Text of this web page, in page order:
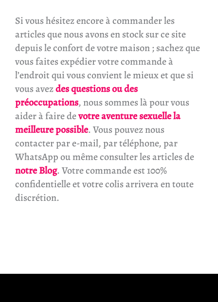
Si vous hésitez encore à commander les
articles que nous avons en stock sur ce site
depuis le confort de votre maison ; sachez que
vous faites expédier votre commande à
l’endroit qui vous convient le mieux et que si
vous avezdes questions ou des
préoccupations, nous sommes là pour vous
aider à faire devotre aventure sexuelle la
meilleure possible. Vous pouvez nous
contacter par e-mail, par téléphone, par
WhatsApp ou même consulter les articles de
notre Blog. Votre commande est 100%
confidentielle et votre colis arrivera en toute
discrétion.